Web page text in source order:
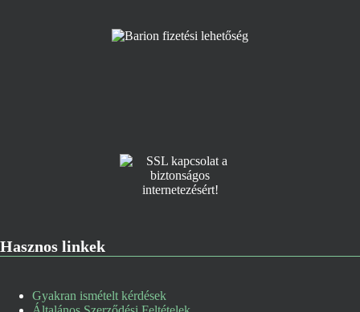
Hasznos linkek
Gyakran ismételt kérdések